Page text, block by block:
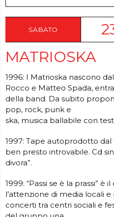
SABATO
MATRIOSKA
1996: I Matrioska nascono
Rocco e Matteo Spada,
della band. Da subito
pop, rock, punk e
ska, musica ballabile con
1997: Tape autoprodotto dal
ben presto introvabile. Cd
divora”.
1999: “Passi se è la prassi” è
l’attenzione di media locali
concerti tra centri sociali e